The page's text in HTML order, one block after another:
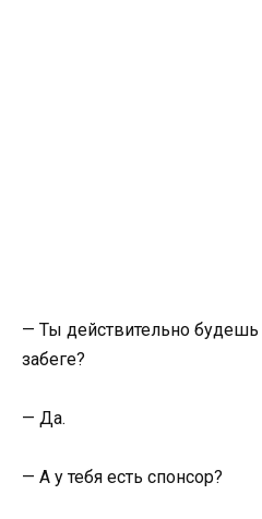
— Ты действител­ьно будешь
забеге?
— Да.
— А у тебя есть спонсор?